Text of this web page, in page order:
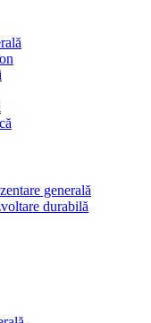
generală
durabilă